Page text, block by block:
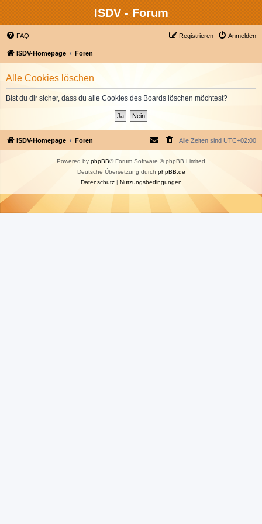
ISDV - Forum
FAQ Anmelden
Registrieren
ISDV-Homepage Foren
Alle Cookies löschen
Bist du dir sicher, dass du alle Cookies des Boards löschen möchtest?
ISDV-Homepage Foren Alle Zeiten sind UTC+02:00
Powered by phpBB® Forum Software © phpBB Limited
Deutsche Übersetzung durch phpBB.de
Datenschutz| Nutzungsbedingungen